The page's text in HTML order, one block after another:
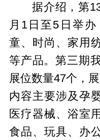
据介绍，第
月1日至5日举
童、时尚、家用
等产品。第三期
展位数量47个，
内容主要涉及孕
医疗器械、浴室
食品、玩具、办